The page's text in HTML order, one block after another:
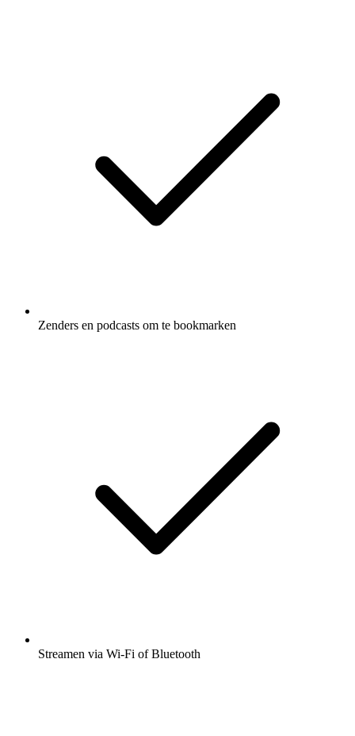
Zenders en podcasts om te bookmarken
Streamen via Wi-Fi of Bluetooth